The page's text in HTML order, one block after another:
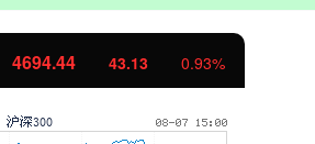
1134.24 11.37 1.01%